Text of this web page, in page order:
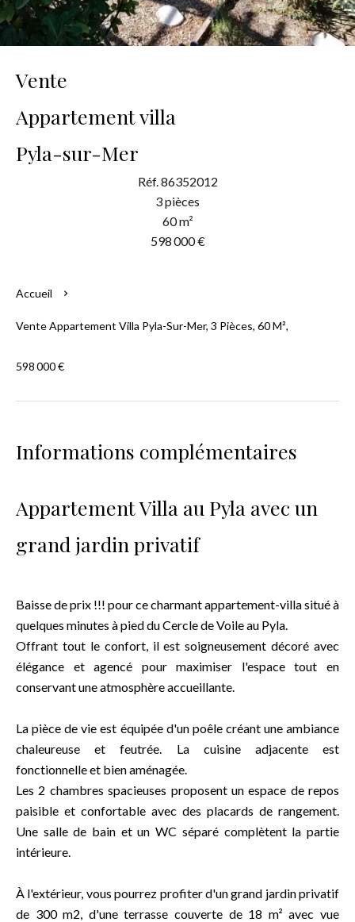
Vente
Appartement villa
Pyla-sur-Mer
Réf. 86352012
3 pièces
60 m²
598 000 €
Accueil
Vente Appartement Villa Pyla-Sur-Mer, 3 Pièces, 60 M²,
598 000 €
Informations complémentaires
Appartement Villa au Pyla avec un
grand jardin privatif
Baisse de prix !!! pour ce charmant appartement-villa situé à
quelques minutes à pied du Cercle de Voile au Pyla.
Offrant tout le confort, il est soigneusement décoré avec
élégance et agencé pour maximiser l'espace tout en
conservant une atmosphère accueillante.
La pièce de vie est équipée d'un poêle créant une ambiance
chaleureuse et feutrée. La cuisine adjacente est
fonctionnelle et bien aménagée.
Les 2 chambres spacieuses proposent un espace de repos
paisible et confortable avec des placards de rangement.
Une salle de bain et un WC séparé complètent la partie
intérieure.
À l'extérieur, vous pourrez profiter d'un grand jardin privatif
de 300 m2, d'une terrasse couverte de 18 m² avec vue